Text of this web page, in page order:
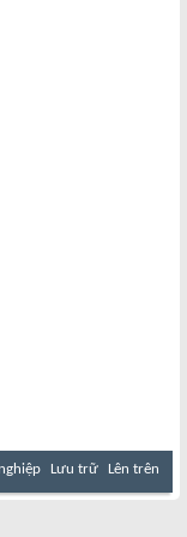
Lưu trữ Lên trên